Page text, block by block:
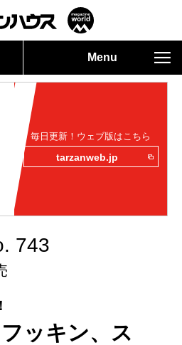
Menu
毎日更新！ウェブ版はこちら
tarzanweb.jp
743
ッキン、ス